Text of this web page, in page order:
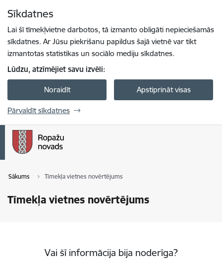
Sīkdatnes
Lai šī tīmekļvietne darbotos, tā izmanto obligāti nepieciešamās
sīkdatnes. Ar Jūsu piekrišanu papildus šajā vietnē var tikt
izmantotas statistikas un sociālo mediju sīkdatnes.
Lūdzu, atzīmējiet savu izvēli:
Noraidīt Apstiprināt visas
Pārvaldīt sīkdatnes
Sākums Tīmekļa vietnes novērtējums
Tīmekļa vietnes novērtējums
Vai šī informācija bija noderīga?